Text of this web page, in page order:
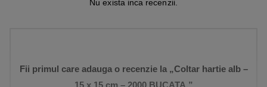
Nu exista inca recenzii.
Fii primul care adauga o recenzie la „Coltar hartie alb –